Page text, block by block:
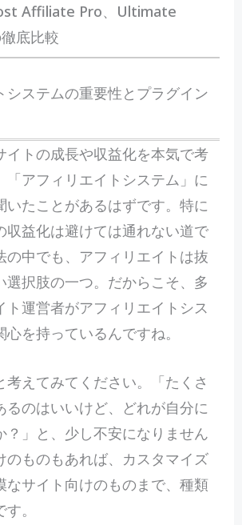
Affiliate Pro、Ultimate
底比較
システムの重要性とプラグイン
イトの成長や収益化を本気で考
「アフィリエイトシステム」に
いたことがあるはずです。特に
収益化は避けては通れない道で
の中でも、アフィリエイトは抜
選択肢の一つ。だからこそ、多
ト運営者がアフィリエイトシス
を持っているんですね。
考えてみてください。「たくさ
るのはいいけど、どれが自分に
？」と、少し不安になりません
のものもあれば、カスタマイズ
なサイト向けのものまで、種類
。